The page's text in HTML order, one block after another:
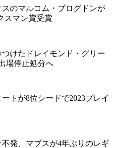
のマルコム・ブログドンが
スマン賞受賞
けたドレイモンド・グリー
場停止処分へ
トが8位シードで2023プレイ
不発、マブスが4年ぶりのレギ